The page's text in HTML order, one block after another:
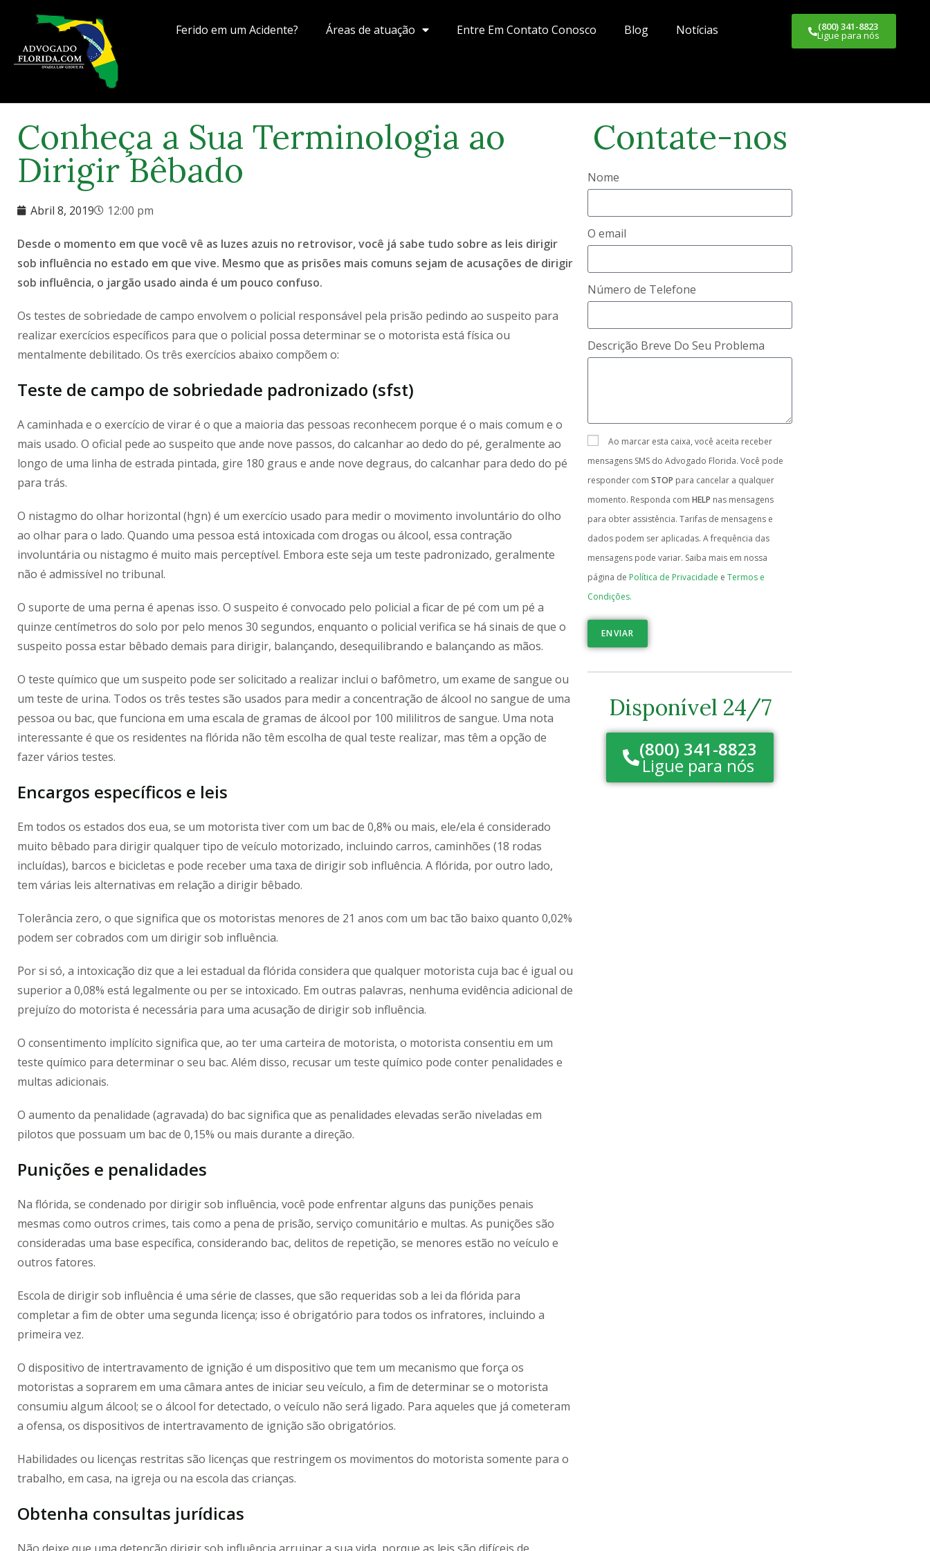
(800) 341-8823
Ligue para nós
Ferido em um Acidente? Áreas de atuação Entre Em Contato Conosco Blog Notícias
Conheça a Sua Terminologia ao
Dirigir Bêbado
Abril 8, 2019 12:00 pm
Desde o momento em que você vê as luzes azuis no retrovisor, você já sabe tudo sobre as leis dirigir
sob influência no estado em que vive. Mesmo que as prisões mais comuns sejam de acusações de dirigir
sob influência, o jargão usado ainda é um pouco confuso.
Os testes de sobriedade de campo envolvem o policial responsável pela prisão pedindo ao suspeito para
realizar exercícios específicos para que o policial possa determinar se o motorista está física ou
mentalmente debilitado. Os três exercícios abaixo compõem o:
Teste de campo de sobriedade padronizado (sfst)
A caminhada e o exercício de virar é o que a maioria das pessoas reconhecem porque é o mais comum e o
mais usado. O oficial pede ao suspeito que ande nove passos, do calcanhar ao dedo do pé, geralmente ao
longo de uma linha de estrada pintada, gire 180 graus e ande nove degraus, do calcanhar para dedo do pé
para trás.
O nistagmo do olhar horizontal (hgn) é um exercício usado para medir o movimento involuntário do olho
ao olhar para o lado. Quando uma pessoa está intoxicada com drogas ou álcool, essa contração
involuntária ou nistagmo é muito mais perceptível. Embora este seja um teste padronizado, geralmente
não é admissível no tribunal.
O suporte de uma perna é apenas isso. O suspeito é convocado pelo policial a ficar de pé com um pé a
quinze centímetros do solo por pelo menos 30 segundos, enquanto o policial verifica se há sinais de que o
suspeito possa estar bêbado demais para dirigir, balançando, desequilibrando e balançando as mãos.
O teste químico que um suspeito pode ser solicitado a realizar inclui o bafômetro, um exame de sangue ou
um teste de urina. Todos os três testes são usados para medir a concentração de álcool no sangue de uma
pessoa ou bac, que funciona em uma escala de gramas de álcool por 100 mililitros de sangue. Uma nota
interessante é que os residentes na flórida não têm escolha de qual teste realizar, mas têm a opção de
fazer vários testes.
Encargos específicos e leis
Em todos os estados dos eua, se um motorista tiver com um bac de 0,8% ou mais, ele/ela é considerado
muito bêbado para dirigir qualquer tipo de veículo motorizado, incluindo carros, caminhões (18 rodas
incluídas), barcos e bicicletas e pode receber uma taxa de dirigir sob influência. A flórida, por outro lado,
tem várias leis alternativas em relação a dirigir bêbado.
Tolerância zero, o que significa que os motoristas menores de 21 anos com um bac tão baixo quanto 0,02%
podem ser cobrados com um dirigir sob influência.
Por si só, a intoxicação diz que a lei estadual da flórida considera que qualquer motorista cuja bac é igual ou
superior a 0,08% está legalmente ou per se intoxicado. Em outras palavras, nenhuma evidência adicional de
prejuízo do motorista é necessária para uma acusação de dirigir sob influência.
O consentimento implícito significa que, ao ter uma carteira de motorista, o motorista consentiu em um
teste químico para determinar o seu bac. Além disso, recusar um teste químico pode conter penalidades e
multas adicionais.
O aumento da penalidade (agravada) do bac significa que as penalidades elevadas serão niveladas em
pilotos que possuam um bac de 0,15% ou mais durante a direção.
Punições e penalidades
Na flórida, se condenado por dirigir sob influência, você pode enfrentar alguns das punições penais
mesmas como outros crimes, tais como a pena de prisão, serviço comunitário e multas. As punições são
consideradas uma base específica, considerando bac, delitos de repetição, se menores estão no veículo e
outros fatores.
Escola de dirigir sob influência é uma série de classes, que são requeridas sob a lei da flórida para
completar a fim de obter uma segunda licença; isso é obrigatório para todos os infratores, incluindo a
primeira vez.
O dispositivo de intertravamento de ignição é um dispositivo que tem um mecanismo que força os
motoristas a soprarem em uma câmara antes de iniciar seu veículo, a fim de determinar se o motorista
consumiu algum álcool; se o álcool for detectado, o veículo não será ligado. Para aqueles que já cometeram
a ofensa, os dispositivos de intertravamento de ignição são obrigatórios.
Habilidades ou licenças restritas são licenças que restringem os movimentos do motorista somente para o
trabalho, em casa, na igreja ou na escola das crianças.
Obtenha consultas jurídicas
Contate-nos
Nome
O email
Número de Telefone
Descrição Breve Do Seu Problema
Ao marcar esta caixa, você aceita receber
mensagens SMS do Advogado Florida. Você pode
responder comSTOP para cancelar a qualquer
momento. Responda comHELP nas mensagens
para obter assistência. Tarifas de mensagens e
dados podem ser aplicadas. A frequência das
mensagens pode variar. Saiba mais em nossa
página de Política de Privacidade eTermos e
Condições.
ENVIAR
Disponível 24/7
(800) 341-8823
Ligue para nós